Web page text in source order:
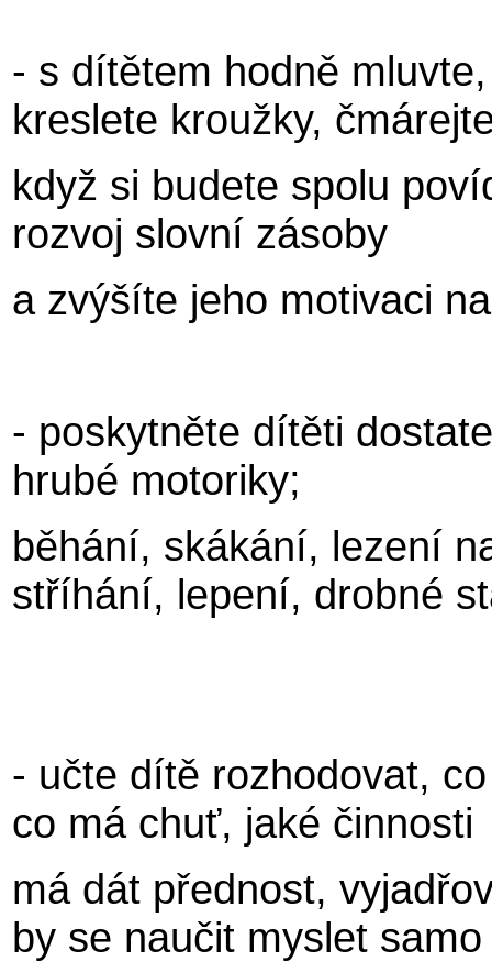
- s dítětem hodně
kreslete kroužky,
když si budete spolu
rozvoj slovní zásoby
a zvýšíte jeho motivaci
- poskytněte dítěti
hrubé motoriky;
běhání, skákání, lezení
stříhání, lepení, drobné
- učte dítě rozhodovat,
co má chuť, jaké činnosti
má dát přednost,
by se naučit myslet